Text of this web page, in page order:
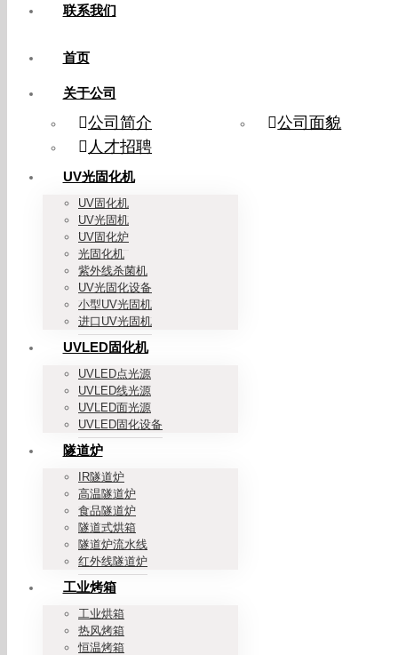
联系我们
首页
关于公司
公司简介
公司面貌
人才招聘
UV光固化机
UV固化机
UV光固机
UV固化炉
光固化机
紫外线杀菌机
UV光固化设备
小型UV光固机
进口UV光固机
UVLED固化机
UVLED点光源
UVLED线光源
UVLED面光源
UVLED固化设备
隧道炉
IR隧道炉
高温隧道炉
食品隧道炉
隧道式烘箱
隧道炉流水线
红外线隧道炉
工业烤箱
工业烘箱
热风烤箱
恒温烤箱